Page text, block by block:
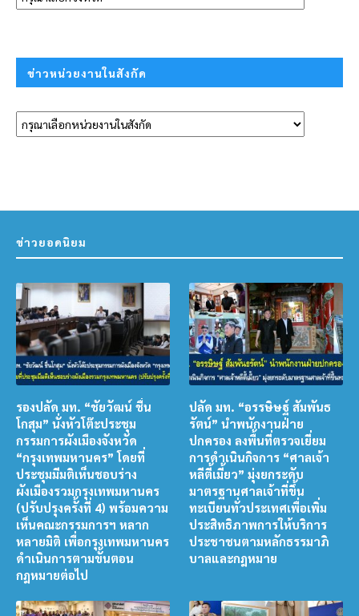
ข่าวหน่วยงานในสังกัด
ข่าวยอดนิยม
รองปลัด มท. “ชัยวัฒน์ ชื่น
โกสุม” นั่งหัวโต๊ะประชุม
กรรมการผังเมืองจังหวัด
“กรุงเทพมหานคร” โดยที่
ประชุมมีมติเห็นชอบร่าง
ผังเมืองรวมกรุงเทพมหานคร
(ปรับปรุงครั้งที่ 4) พร้อมความ
เห็นคณะกรรมการฯ หลาก
หลายมิติ เพื่อกรุงเทพมหานคร
ดำเนินการตามขั้นตอน
กฎหมายต่อไป
ปลัด มท. “อรรษิษฐ์ สัมพันธ
รัตน์” นำพนักงานฝ่าย
ปกครอง ลงพื้นที่ตรวจเยี่ยม
การดำเนินกิจการ “ศาลเจ้า
หลีตี้เมี้ยว” มุ่งยกระดับ
มาตรฐานศาลเจ้าที่ขึ้น
ทะเบียนทั่วประเทศเพื่อเพิ่ม
ประสิทธิภาพการให้บริการ
ประชาชนตามหลักธรรมาภิ
บาลและกฎหมาย